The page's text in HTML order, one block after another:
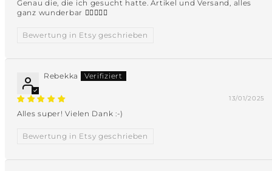
Genau die, die ich gesucht hatte. Artikel und Versand, alles
ganz wunderbar 👍🏼💕🌟💐
Bewertung in Etsy geschrieben
Rebekka
13/01/2025
Alles super! Vielen Dank :-)
Bewertung in Etsy geschrieben